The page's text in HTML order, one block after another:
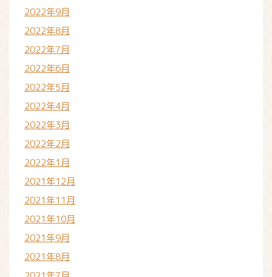
2022年9月
2022年8月
2022年7月
2022年6月
2022年5月
2022年4月
2022年3月
2022年2月
2022年1月
2021年12月
2021年11月
2021年10月
2021年9月
2021年8月